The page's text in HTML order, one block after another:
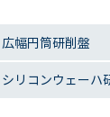
広幅円筒研削盤
シリコンウェーハ